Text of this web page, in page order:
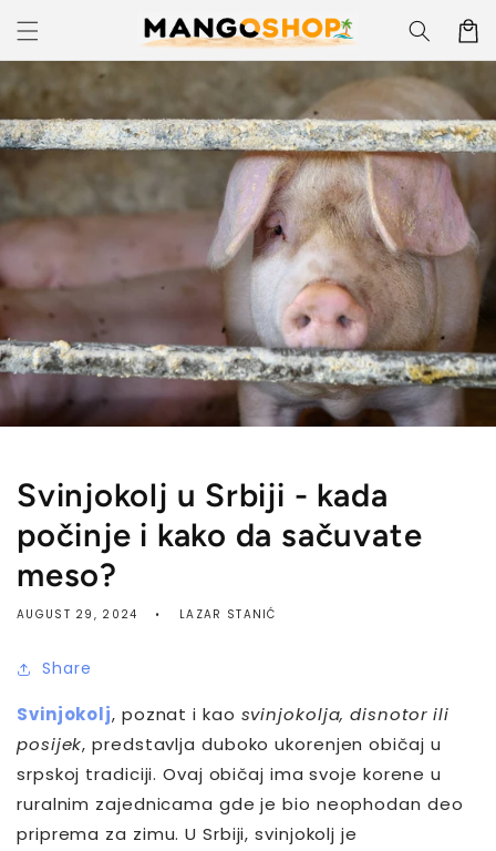
Skip to
content
Korpa
Svinjokolj u Srbiji - kada
počinje i kako da sačuvate
meso?
AUGUST 29, 2024 LAZAR STANIĆ
Share
Svinjokolj, poznat i kao svinjokolja, disnotor ili
posijek, predstavlja duboko ukorenjen običaj u
srpskoj tradiciji. Ovaj običaj ima svoje korene u
ruralnim zajednicama gde je bio neophodan deo
priprema za zimu. U Srbiji, svinjokolj je